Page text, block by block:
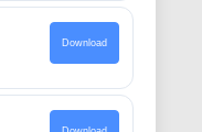
Download